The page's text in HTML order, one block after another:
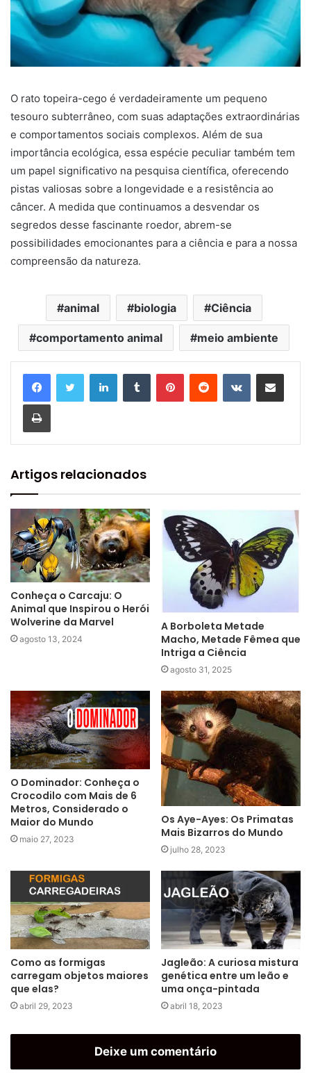
O rato topeira-cego é verdadeiramente um pequeno
tesouro subterrâneo, com suas adaptações extraordinárias
e comportamentos sociais complexos. Além de sua
importância ecológica, essa espécie peculiar também tem
um papel significativo na pesquisa científica, oferecendo
pistas valiosas sobre a longevidade e a resistência ao
câncer. A medida que continuamos a desvendar os
segredos desse fascinante roedor, abrem-se
possibilidades emocionantes para a ciência e para a nossa
compreensão da natureza.
animal biologia Ciência
comportamento animal meio ambiente
Artigos relacionados
Conheça o Carcaju: O
Animal que Inspirou o Herói
Wolverine da Marvel
agosto 13, 2024
A Borboleta Metade
Macho, Metade Fêmea que
Intriga a Ciência
agosto 31, 2025
O Dominador: Conheça o
Crocodilo com Mais de 6
Metros, Considerado o
Maior do Mundo
maio 27, 2023
Os Aye-Ayes: Os Primatas
Mais Bizarros do Mundo
julho 28, 2023
Como as formigas
carregam objetos maiores
que elas?
abril 29, 2023
Jagleão: A curiosa mistura
genética entre um leão e
uma onça-pintada
abril 18, 2023
Deixe um comentário